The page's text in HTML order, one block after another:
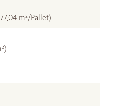
m²/Pallet)